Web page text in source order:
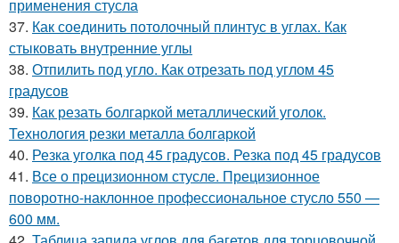
применения стусла
37. Как соединить потолочный плинтус в углах. Как
стыковать внутренние углы
38. Отпилить под угло. Как отрезать под углом 45
градусов
39. Как резать болгаркой металлический уголок.
Технология резки металла болгаркой
40. Резка уголка под 45 градусов. Резка под 45 градусов
41. Все о прецизионном стусле. Прецизионное
поворотно-наклонное профессиональное стусло 550 —
600 мм.